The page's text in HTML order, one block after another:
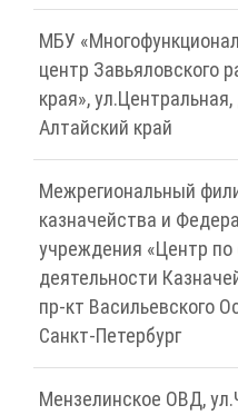
МБУ
центр Завьяловского
края»,
Алтайский край
Межрегиональный
казначейства и
учреждения «Центр
деятельности
пр-кт Васильевского
Санкт-Петербург
Мензелинское ОВД,